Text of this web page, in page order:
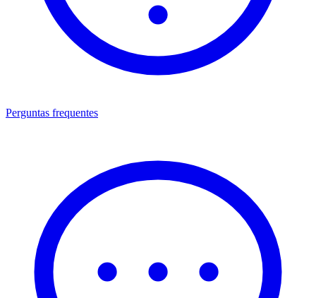
Perguntas frequentes